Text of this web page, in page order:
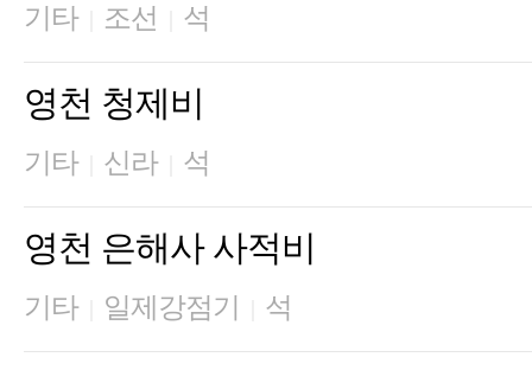
기타 조선 석
영천 청제비
기타 신라 석
영천 은해사 사적비
기타 일제강점기 석